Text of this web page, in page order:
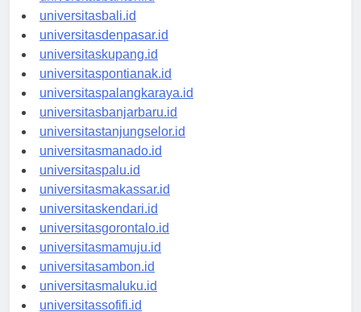
universitasbanten.id
universitasbali.id
universitasdenpasar.id
universitaskupang.id
universitaspontianak.id
universitaspalangkaraya.id
universitasbanjarbaru.id
universitastanjungselor.id
universitasmanado.id
universitaspalu.id
universitasmakassar.id
universitaskendari.id
universitasgorontalo.id
universitasmamuju.id
universitasambon.id
universitasmaluku.id